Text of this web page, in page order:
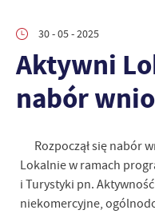
30 - 05 - 2025
Aktywni
nabór
Rozpoczął się nabór
Lokalnie w ramach
i Turystyki pn.
niekomercyjne,